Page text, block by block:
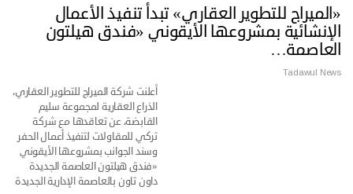
«الميراج للتطوير العقاري» تبدأ تنفيذ الأعمال
الإنشائية بمشروعها الأيقوني «فندق هيلتون
العاصمة…
Tadawul News
أعلنت شركة الميراج للتطوير العقاري،
الذراع العقارية لمجموعة سليم
القابضة، عن تعاقدها مع شركة
تركي للمقاولات لتنفيذ أعمال الحفر
وسند الجوانب بمشروعها الأيقوني
«فندق هيلتون العاصمة الجديدة
داون تاون بالعاصمة الإدارية الجديدة